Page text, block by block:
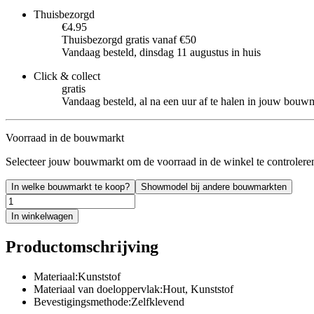
Thuisbezorgd
€4.95
Thuisbezorgd gratis vanaf €50
Vandaag besteld, dinsdag 11 augustus in huis
Click & collect
gratis
Vandaag besteld, al na een uur af te halen in jouw
Voorraad in de bouwmarkt
Selecteer jouw bouwmarkt om de voorraad in de winkel te
In welke bouwmarkt te koop? Showmodel bij andere bouwmarkten
In winkelwagen
Productomschrijving
Materiaal:Kunststof
Materiaal van doeloppervlak:Hout, Kunststof
Bevestigingsmethode:Zelfklevend